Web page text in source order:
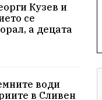
Кузев и
се
а децата
води
в Сливен